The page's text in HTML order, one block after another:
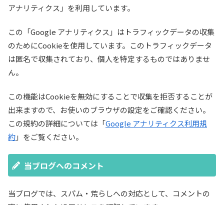
アナリティクス」を利用しています。
この「Google アナリティクス」はトラフィックデータの収集
のためにCookieを使用しています。このトラフィックデータ
は匿名で収集されており、個人を特定するものではありませ
ん。
この機能はCookieを無効にすることで収集を拒否することが
出来ますので、お使いのブラウザの設定をご確認ください。
この規約の詳細については「Google アナリティクス利用規
約」をご覧ください。
当ブログへのコメント
当ブログでは、スパム・荒らしへの対応として、コメントの